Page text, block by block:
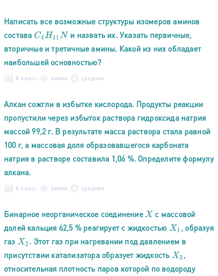
Написать все возможные структуры изомеров аминов
состава C4H11N
и назвать их. Указать первичные,
вторичные и третичные амины. Какой из них обладает
наибольшей основностью?
8 класс химия средняя
Алкан сожгли в избытке кислорода. Продукты реакции
пропустили через избыток раствора гидроксида натрия
массой 99,2 г. В результате масса раствора стала равной
100 г, а массовая доля образовавшегося карбоната
натрия в растворе составила 1,06 %. Определите формулу
алкана.
8 класс химия средняя
Бинарное неорганическое соединениеX с массовой
долей кальция 62,5 % реагирует с жидкостью X1 , образуя
газ X2 . Этот газ при нагревании под давлением в
присутствии катализатора образует жидкость X3 ,
относительная плотность паров которой по водороду